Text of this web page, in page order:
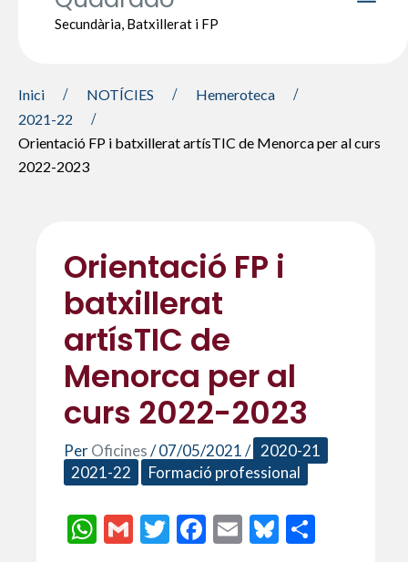
Secundària, Batxillerat i FP
Inici NOTÍCIES
Hemeroteca
2021-22
Orientació FP i batxillerat artísTIC de Menorca per al curs
2022-2023
Orientació FP i
batxillerat
artísTIC de
Menorca per al
curs 2022-2023
PerOficines/07/05/2021/ 2020-21
2021-22
Formació professional
W G
T
F
E
Bl